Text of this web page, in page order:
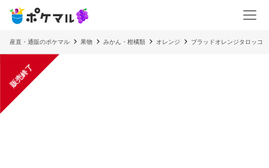
産直・通販のポケマル 果物 みかん・柑橘類 オレンジ ブラッドオレンジタロッ
販売終了